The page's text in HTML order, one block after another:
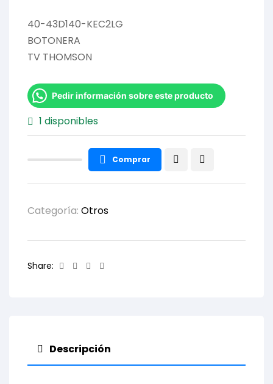
40-43D140-KEC2LG
BOTONERA
TV THOMSON
Pedir información sobre este producto
1 disponibles
Comprar
Categoría: Otros
Share: Facebook
TwitterLinkedin
Descripción